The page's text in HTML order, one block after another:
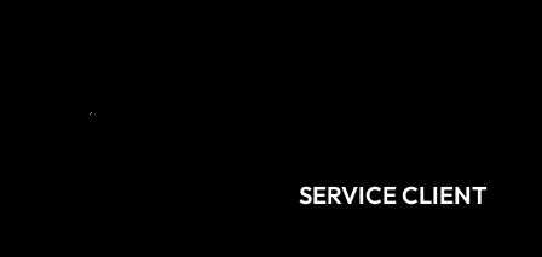
SERVICE CLIENT